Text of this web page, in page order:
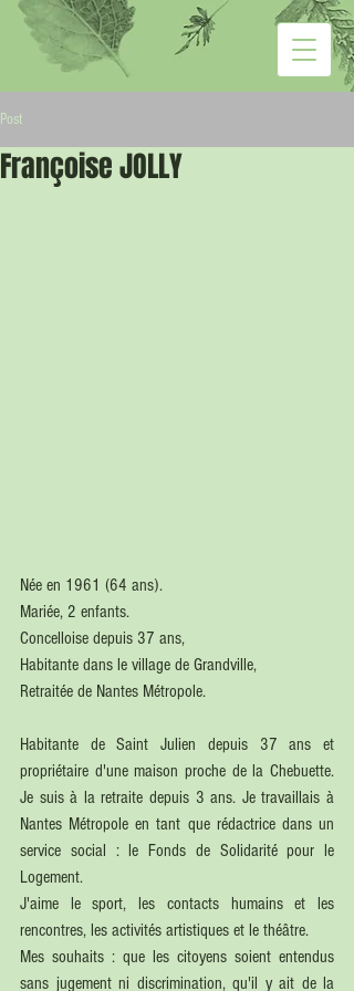
Post
Françoise JOLLY
Née en 1961 (64 ans).
Mariée, 2 enfants.
Concelloise depuis 37 ans,
Habitante dans le village de Grandville,
Retraitée de Nantes Métropole.
Habitante de Saint Julien depuis 37 ans et
propriétaire d'une maison proche de la Chebuette.
Je suis à la retraite depuis 3 ans. Je travaillais à
Nantes Métropole en tant que rédactrice dans un
service social : le Fonds de Solidarité pour le
Logement.
J'aime le sport, les contacts humains et les
rencontres, les activités artistiques et le théâtre.
Mes souhaits : que les citoyens soient entendus
sans jugement ni discrimination, qu'il y ait de la